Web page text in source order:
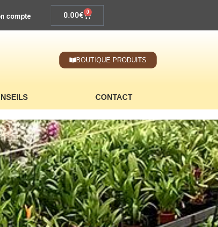
compte 0.00€ 0
BOUTIQUE PRODUITS
CONTACT